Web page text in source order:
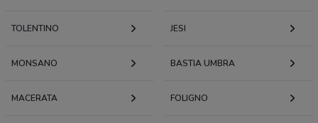
TOLENTINO JESI
MONSANO BASTIA UMBRA
MACERATA FOLIGNO